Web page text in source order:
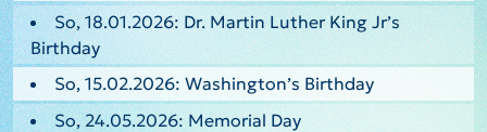
So, 18.01.2026: Dr. Martin Luther King Jr’s
Birthday
So, 15.02.2026: Washington’s Birthday
So, 24.05.2026: Memorial Day